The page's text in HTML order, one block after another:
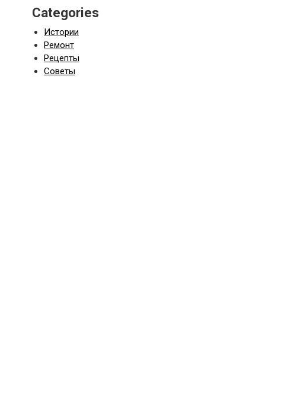
Categories
Истории
Ремонт
Рецепты
Советы